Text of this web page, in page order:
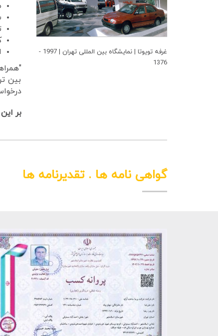
غرفه تویوتا | نمایشگاه بین المللی تهران | 1997 -
1376
بین
بر
گواهی نامه ها . تقدیرنامه ها